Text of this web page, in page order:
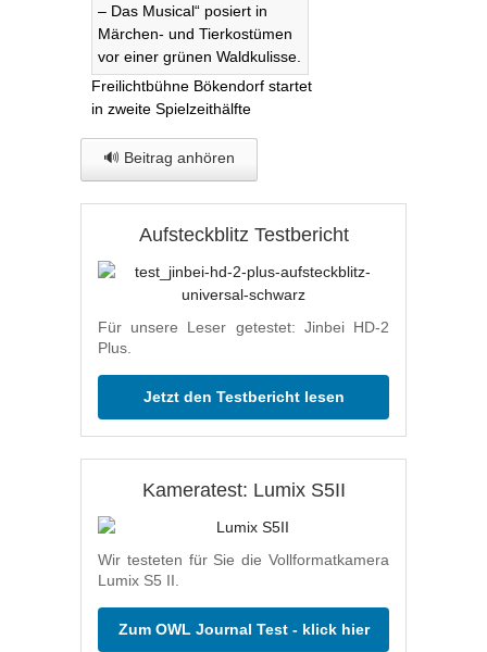
Freilichtbühne Bökendorf startet
in zweite Spielzeithälfte
🔊 Beitrag anhören
Aufsteckblitz Testbericht
Für unsere Leser getestet: Jinbei HD-2
Plus.
Jetzt den Testbericht lesen
Kameratest: Lumix S5II
Wir testeten für Sie die Vollformatkamera
Lumix S5 II.
Zum OWL Journal Test - klick hier